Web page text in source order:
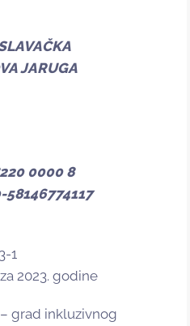
JARUGA
0000 8
1
2023. godine
grad inkluzivnog